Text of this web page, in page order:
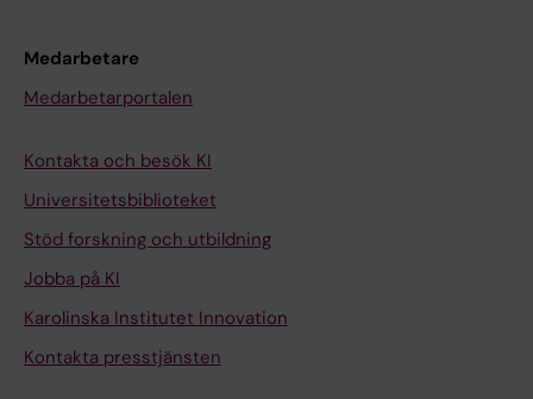
Medarbetare
Medarbetarportalen
Kontakta och besök KI
Universitetsbiblioteket
Stöd forskning och utbildning
Jobba på KI
Karolinska Institutet Innovation
Kontakta presstjänsten